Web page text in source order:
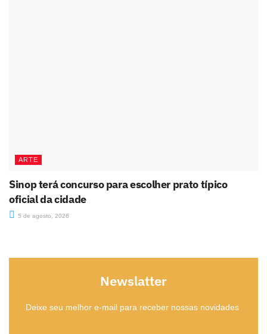
ARTE
Sinop terá concurso para escolher prato típico
oficial da cidade
5 de agosto, 2026
Newslatter
Deixe seu melhor e-mail para receber nossas novidades